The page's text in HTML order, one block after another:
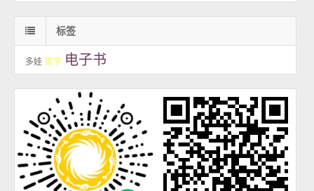
标签
多娃 家学 电子书